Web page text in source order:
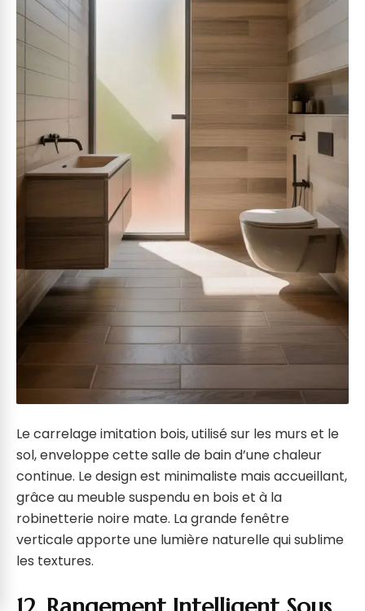
Le carrelage imitation bois, utilisé sur les murs et le
sol, enveloppe cette salle de bain d’une chaleur
continue. Le design est minimaliste mais accueillant,
grâce au meuble suspendu en bois et à la
robinetterie noire mate. La grande fenêtre
verticale apporte une lumière naturelle qui sublime
les textures.